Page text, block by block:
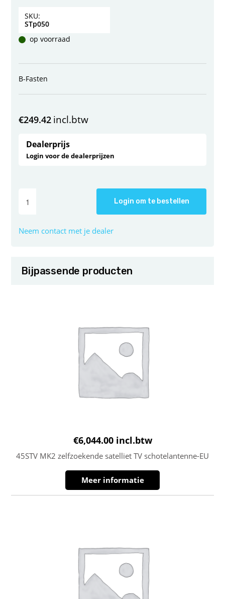
SKU:
STp050
op voorraad
B-Fasten
€249.42 incl.btw
Dealerprijs
Login voor de dealerprijzen
Login om te bestellen
Neem contact met je dealer
Bijpassende producten
€6,044.00 incl.btw
45STV MK2 zelfzoekende satelliet TV schotelantenne-EU
Meer informatie